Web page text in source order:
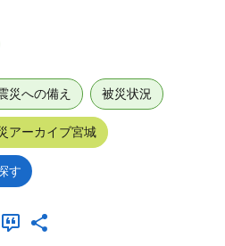
災への備え 被災状況
アーカイブ宮城
す